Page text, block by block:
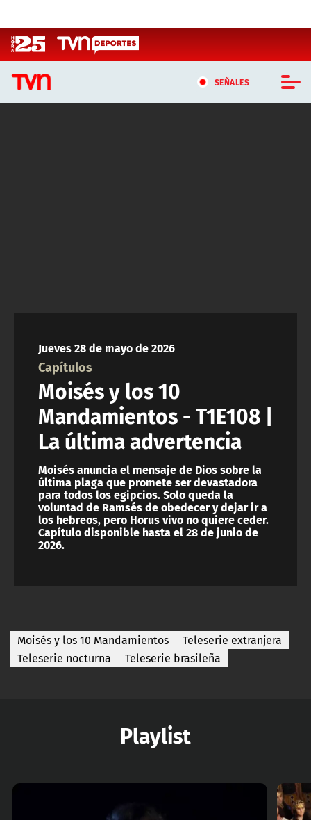
SEÑALES
ACTUALIDAD Y TENDENCIAS
CORPORATIVO Y TRANSPARENCIA
CANAL DE DENUNCIAS
ÁREA DE PROYECTOS
Jueves 28 de mayo de 2026
Capítulos
Moisés y los 10
Mandamientos - T1E108 |
La última advertencia
Moisés anuncia el mensaje de Dios sobre la
última plaga que promete ser devastadora
para todos los egipcios. Solo queda la
voluntad de Ramsés de obedecer y dejar ir a
los hebreos, pero Horus vivo no quiere ceder.
Capítulo disponible hasta el 28 de junio de
2026.
Moisés y los 10 Mandamientos
Teleserie extranjera
Teleserie nocturna
Teleserie brasileña
Playlist